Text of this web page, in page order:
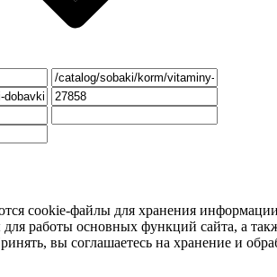
cookie-файлы для хранения
работы основных функций сайта, а
вы соглашаетесь на хранение и